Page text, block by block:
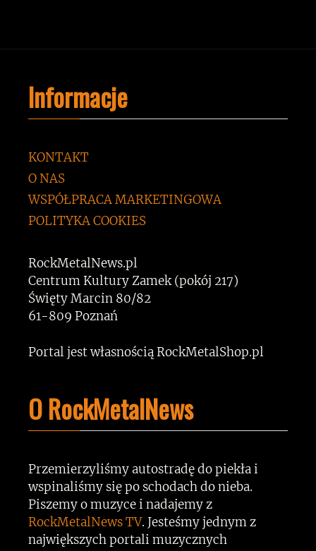
Informacje
KONTAKT
O NAS
WSPÓŁPRACA MARKETINGOWA
POLITYKA COOKIES
RockMetalNews.pl
Centrum Kultury Zamek (pokój 217)
Święty Marcin 80/82
61-809 Poznań
Portal jest własnością RockMetalShop.pl
O RockMetalNews
Przemierzyliśmy autostradę do piekła i
wspinaliśmy się po schodach do nieba.
Piszemy o muzyce i nadajemy z
RockMetalNews TV. Jesteśmy jednym z
największych portali muzycznych